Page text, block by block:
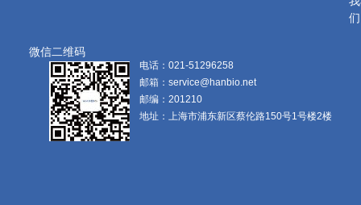
们
微信二维码
电话： 021-51296258
邮箱： service@hanbio.net
邮编： 201210
地址： 上海市浦东新区蔡伦路150号1号楼2楼